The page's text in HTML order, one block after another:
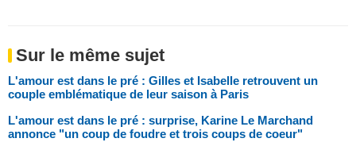
Sur le même sujet
L'amour est dans le pré : Gilles et Isabelle retrouvent un
couple emblématique de leur saison à Paris
L'amour est dans le pré : surprise, Karine Le Marchand
annonce "un coup de foudre et trois coups de coeur"